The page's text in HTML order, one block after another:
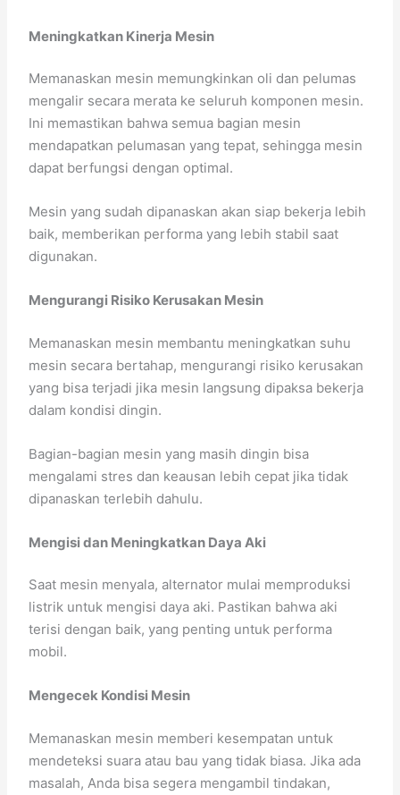
Meningkatkan Kinerja Mesin
Memanaskan mesin memungkinkan oli dan pelumas
mengalir secara merata ke seluruh komponen mesin.
Ini memastikan bahwa semua bagian mesin
mendapatkan pelumasan yang tepat, sehingga mesin
dapat berfungsi dengan optimal.
Mesin yang sudah dipanaskan akan siap bekerja lebih
baik, memberikan performa yang lebih stabil saat
digunakan.
Mengurangi Risiko Kerusakan Mesin
Memanaskan mesin membantu meningkatkan suhu
mesin secara bertahap, mengurangi risiko kerusakan
yang bisa terjadi jika mesin langsung dipaksa bekerja
dalam kondisi dingin.
Bagian-bagian mesin yang masih dingin bisa
mengalami stres dan keausan lebih cepat jika tidak
dipanaskan terlebih dahulu.
Mengisi dan Meningkatkan Daya Aki
Saat mesin menyala, alternator mulai memproduksi
listrik untuk mengisi daya aki. Pastikan bahwa aki
terisi dengan baik, yang penting untuk performa
mobil.
Mengecek Kondisi Mesin
Memanaskan mesin memberi kesempatan untuk
mendeteksi suara atau bau yang tidak biasa. Jika ada
masalah, Anda bisa segera mengambil tindakan,